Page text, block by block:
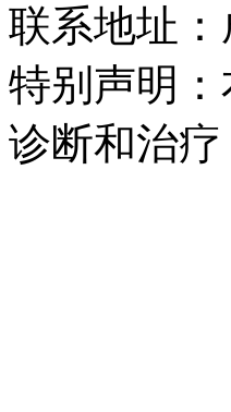
联系地址
特别声明
诊断和治疗